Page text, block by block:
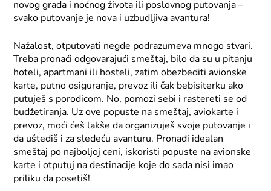
novog grada i noćnog života ili poslovnog putovanja –
svako putovanje je nova i uzbudljiva avantura!
Nažalost, otputovati negde podrazumeva mnogo stvari.
Treba pronaći odgovarajući smeštaj, bilo da su u pitanju
hoteli, apartmani ili hosteli, zatim obezbediti avionske
karte, putno osiguranje, prevoz ili čak bebisiterku ako
putuješ s porodicom. No, pomozi sebi i rastereti se od
budžetiranja. Uz ove popuste na smeštaj, aviokarte i
prevoz, moći ćeš lakše da organizuješ svoje putovanje i
da uštediš i za sledeću avanturu. Pronađi idealan
smeštaj po najboljoj ceni, iskoristi popuste na avionske
karte i otputuj na destinacije koje do sada nisi imao
priliku da posetiš!